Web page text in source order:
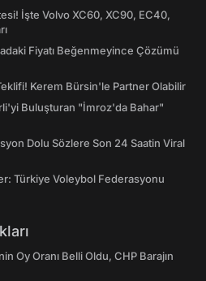
İşte Volvo XC60, XC90, EC40,
Fiyatı Beğenmeyince Çözümü
Kerem Bürsin'le Partner Olabilir
Buluşturan "İmroz'da Bahar"
Dolu Sözlere Son 24 Saatin Viral
Türkiye Voleybol Federasyonu
Oy Oranı Belli Oldu, CHP Barajın